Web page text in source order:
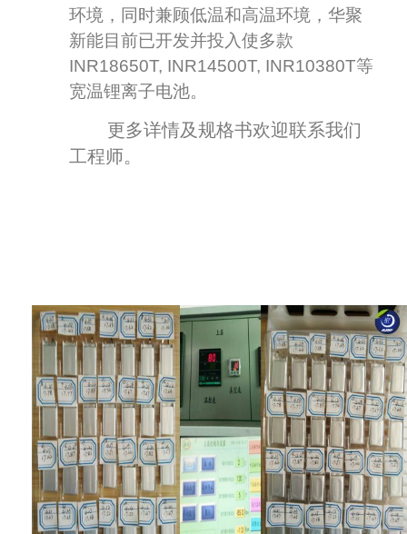
环境，同时兼顾低温和高温环境，华聚
新能目前已开发并投入使多款
INR18650T, INR14500T, INR10380T等
宽温锂离子电池。
更多详情及规格书欢迎联系我们
工程师。